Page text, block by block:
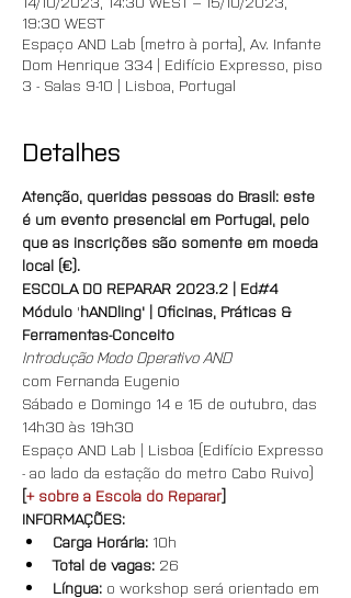
19:30 WEST
Espaço AND Lab (metro à porta), Av. Infante
Dom Henrique 334 | Edifício Expresso, piso
3 - Salas 9-10 | Lisboa, Portugal
Detalhes
Atenção, queridas pessoas do Brasil: este
é um evento presencial em Portugal, pelo
que as inscrições são somente em moeda
local (€).
ESCOLA DO REPARAR 2023.2 | Ed#4
Módulo 'hANDling' | Oficinas, Práticas &
Ferramentas-Conceito
Introdução Modo Operativo AND
com Fernanda Eugenio
Sábado e Domingo 14 e 15 de outubro, das
14h30 às 19h30
Espaço AND Lab | Lisboa (Edifício Expresso
- ao lado da estação do metro Cabo Ruivo)
[+ sobre a Escola do Reparar]
INFORMAÇÕES:
Carga Horária: 10h
Total de vagas: 26
Língua: o workshop será orientado em